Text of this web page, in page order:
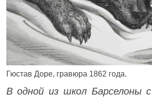
Гюстав Доре, гравюра 1862 года.
В одной из школ Барселоны